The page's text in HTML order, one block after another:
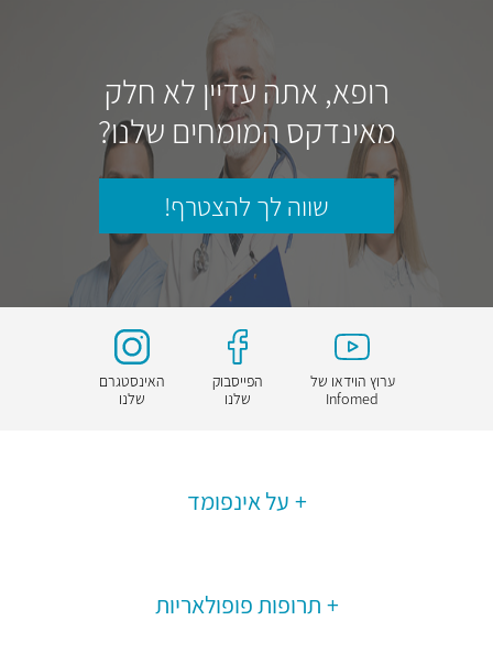
רופא, אתה עדיין לא חלק
מאינדקס המומחים שלנו?
שווה לך להצטרף!
ערוץ הוידאו של
Infomed
הפייסבוק
שלנו
האינסטגרם
שלנו
על אינפומד
תרופות פופולאריות